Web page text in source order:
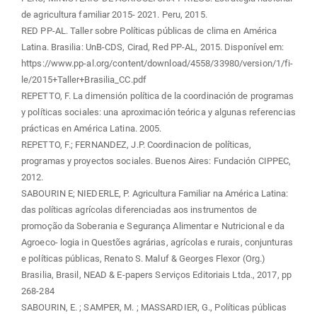
de agricultura familiar 2015- 2021. Peru, 2015.
RED PP-AL. Taller sobre Políticas públicas de clima en América
Latina. Brasilia: UnB-CDS, Cirad, Red PP-AL, 2015. Disponível em:
https://www.pp-al.org/content/download/4558/33980/version/1/fi-
le/2015+Taller+Brasilia_CC.pdf
REPETTO, F. La dimensión política de la coordinación de programas
y políticas sociales: una aproximación teórica y algunas referencias
prácticas en América Latina. 2005.
REPETTO, F.; FERNANDEZ, J.P. Coordinacion de políticas,
programas y proyectos sociales. Buenos Aires: Fundación CIPPEC,
2012.
SABOURIN E; NIEDERLE, P. Agricultura Familiar na América Latina:
das políticas agrícolas diferenciadas aos instrumentos de
promoção da Soberania e Segurança Alimentar e Nutricional e da
Agroeco- logia in Questões agrárias, agrícolas e rurais, conjunturas
e políticas públicas, Renato S. Maluf & Georges Flexor (Org.)
Brasilia, Brasil, NEAD & E-papers Serviços Editoriais Ltda., 2017, pp
268-284
SABOURIN, E. ; SAMPER, M. ; MASSARDIER, G., Políticas públicas